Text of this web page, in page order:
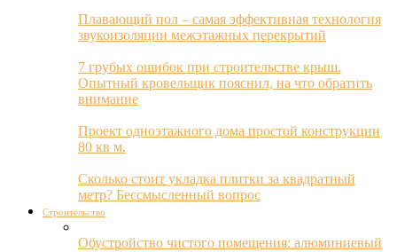
Плавающий пол – самая эффективная технология
звукоизоляции межэтажных перекрытий
7 грубых ошибок при строительстве крыш.
Опытный кровельщик пояснил, на что обратить
внимание
Проект одноэтажного дома простой конструкции
80 кв м.
Сколько стоит укладка плитки за квадратный
метр? Бессмысленный вопрос
Строительство
Обустройство чистого помещения: алюминиевый